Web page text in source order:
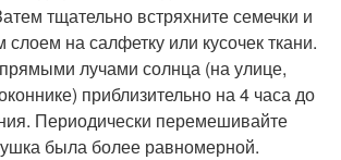
тщательно встряхните семечки и
на салфетку или кусочек ткани.
лучами солнца (на улице,
приблизительно на 4 часа до
Периодически перемешивайте
была более равномерной.